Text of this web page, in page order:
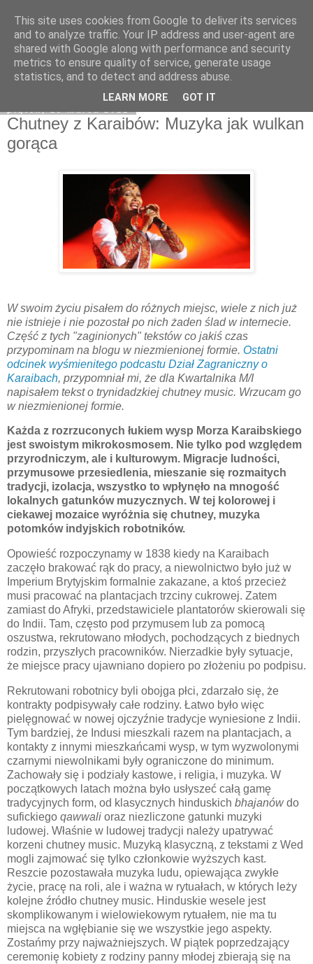
Na obrzeżach
Chutney z Karaibów: Muzyka jak wulkan
gorąca
W swoim życiu pisałem do różnych miejsc, wiele z nich już
nie istnieje i nie pozostał po nich żaden ślad w internecie.
Część z tych "zaginionych" tekstów co jakiś czas
przypominam na blogu w niezmienionej formie. Ostatni
odcinek wyśmienitego podcastu Dział Zagraniczny o
Karaibach, przypomniał mi, że dla Kwartalnika M/I
napisałem tekst o trynidadzkiej chutney music. Wrzucam go
w niezmienionej formie.
Każda z rozrzuconych łukiem wysp Morza Karaibskiego
jest swoistym mikrokosmosem. Nie tylko pod względem
przyrodniczym, ale i kulturowym. Migracje ludności,
przymusowe przesiedlenia, mieszanie się rozmaitych
tradycji, izolacja, wszystko to wpłynęło na mnogość
lokalnych gatunków muzycznych. W tej kolorowej i
ciekawej mozaice wyróżnia się chutney, muzyka
potomków indyjskich robotników.
Opowieść rozpoczynamy w 1838 kiedy na Karaibach
zaczęło brakować rąk do pracy, a niewolnictwo było już w
Imperium Brytyjskim formalnie zakazane, a ktoś przecież
musi pracować na plantacjach trzciny cukrowej. Zatem
zamiast do Afryki, przedstawiciele plantatorów skierowali się
do Indii. Tam, często pod przymusem lub za pomocą
oszustwa, rekrutowano młodych, pochodzących z biednych
rodzin, przyszłych pracowników. Nierzadkie były sytuacje,
że miejsce pracy ujawniano dopiero po złożeniu po podpisu.
Rekrutowani robotnicy byli obojga płci, zdarzało się, że
kontrakty podpisywały całe rodziny. Łatwo było więc
pielęgnować w nowej ojczyźnie tradycje wyniesione z Indii.
Tym bardziej, że Indusi mieszkali razem na plantacjach, a
kontakty z innymi mieszkańcami wysp, w tym wyzwolonymi
czarnymi niewolnikami były ograniczone do minimum.
Zachowały się i podziały kastowe, i religia, i muzyka. W
początkowych latach można było usłyszeć całą gamę
tradycyjnych form, od klasycznych hinduskich bhajanówdo
sufickiego qawwali oraz niezliczone gatunki muzyki
ludowej. Właśnie w ludowej tradycji należy upatrywać
korzeni chutney music. Muzyką klasyczną, z tekstami z Wed
mogli zajmować się tylko członkowie wyższych kast.
Reszcie pozostawała muzyka ludu, opiewająca zwykłe
życie, pracę na roli, ale i ważna w rytuałach, w których leży
kolejne źródło chutney music. Hinduskie wesele jest
skomplikowanym i wielowiekowym rytuałem, nie ma tu
miejsca na wgłębianie się we wszystkie jego aspekty.
Zostańmy przy najważniejszych. W piątek poprzedzający
ceremonię kobiety z rodziny panny młodej zbierają się na
This site uses cookies from Google to deliver its services
and to analyze traffic. Your IP address and user-agent are
shared with Google along with performance and security
metrics to ensure quality of service, generate usage
statistics, and to detect and address abuse.
LEARN MORE GOT IT